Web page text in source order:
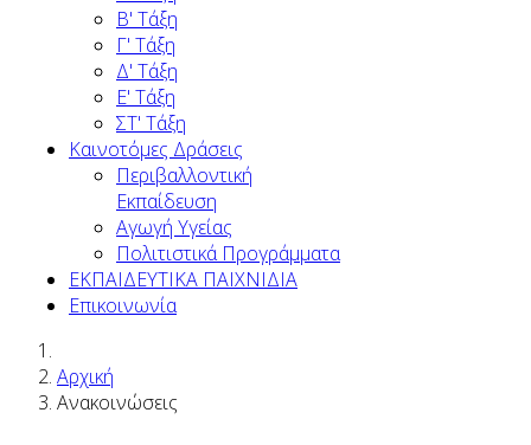
Β' Τάξη
Γ' Τάξη
Δ' Τάξη
Ε' Τάξη
ΣΤ' Τάξη
Καινοτόμες Δράσεις
Περιβαλλοντική
Εκπαίδευση
Αγωγή Υγείας
Πολιτιστικά Προγράμματα
ΕΚΠΑΙΔΕΥΤΙΚΑ ΠΑΙΧΝΙΔΙΑ
Επικοινωνία
Αρχική
Ανακοινώσεις